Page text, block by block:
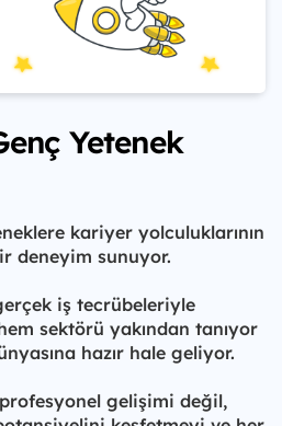
Yetenek
kariyer yolculuklarının
deneyim sunuyor.
iş tecrübeleriyle
sektörü yakından tanıyor
hazır hale geliyor.
gelişimi değil,